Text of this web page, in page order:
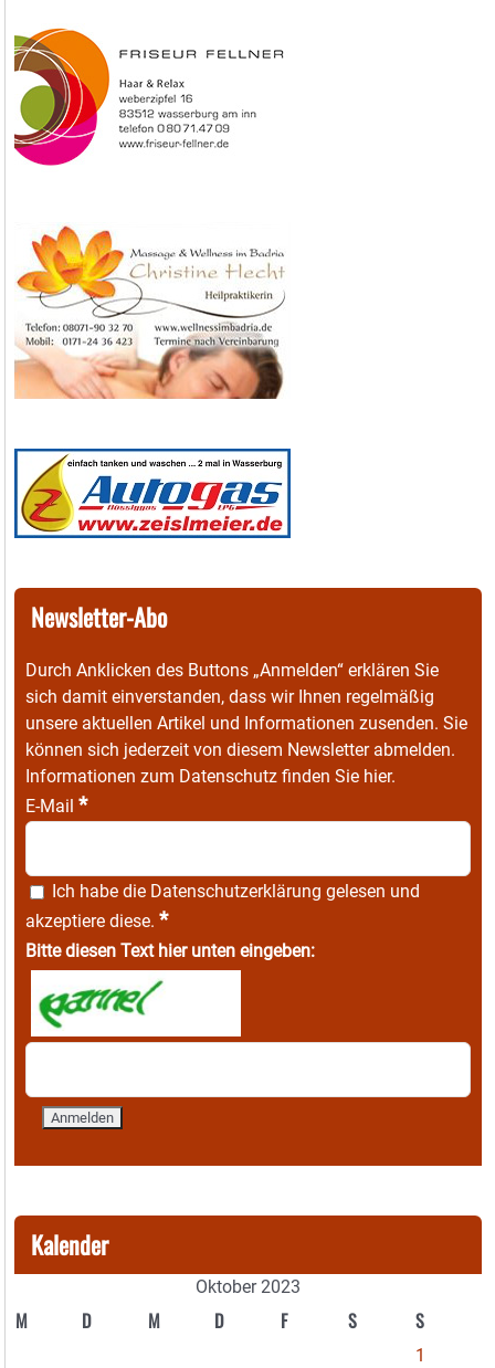
Newsletter-Abo
Durch Anklicken des Buttons „Anmelden“ erklären Sie
sich damit einverstanden, dass wir Ihnen regelmäßig
unsere aktuellen Artikel und Informationen zusenden. Sie
können sich jederzeit von diesem Newsletter abmelden.
Informationen zum Datenschutz finden Sie hier.
E-Mail *
Ich habe die Datenschutzerklärung gelesen und
akzeptiere diese. *
Bitte diesen Text hier unten eingeben:
Kalender
Oktober 2023
M D M D F S S
1